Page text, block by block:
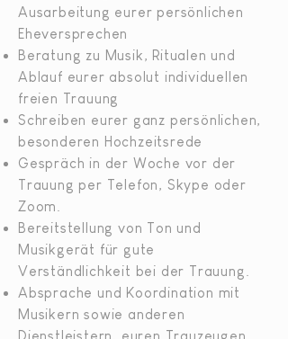
Ausarbeitung eurer persönlichen
Eheversprechen
Beratung zu Musik, Ritualen und
Ablauf eurer absolut individuellen
freien Trauung
Schreiben eurer ganz persönlichen,
besonderen Hochzeitsrede
Gespräch in der Woche vor der
Trauung per Telefon, Skype oder
Zoom.
Bereitstellung von Ton und
Musikgerät für gute
Verständlichkeit bei der Trauung.
Absprache und Koordination mit
Musikern sowie anderen
Dienstleistern, euren Trauzeugen